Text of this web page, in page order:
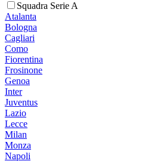
Squadra Serie A
Atalanta
Bologna
Cagliari
Como
Fiorentina
Frosinone
Genoa
Inter
Juventus
Lazio
Lecce
Milan
Monza
Napoli